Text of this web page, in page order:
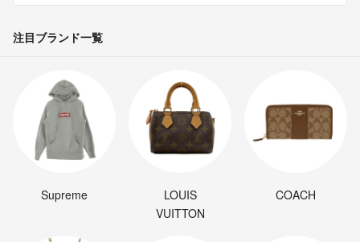
注目ブランド一覧
Supreme
LOUIS
VUITTON
COACH